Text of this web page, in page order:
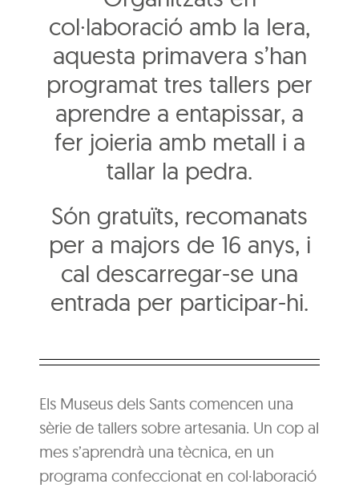
col·laboració amb la Iera,
aquesta primavera s’han
programat tres tallers per
aprendre a entapissar, a
fer joieria amb metall i a
tallar la pedra.
Són gratuïts, recomanats
per a majors de 16 anys, i
cal descarregar-se una
entrada per participar-hi.
Els Museus dels Sants comencen una
sèrie de tallers sobre artesania. Un cop al
mes s’aprendrà una tècnica, en un
programa confeccionat en col·laboració